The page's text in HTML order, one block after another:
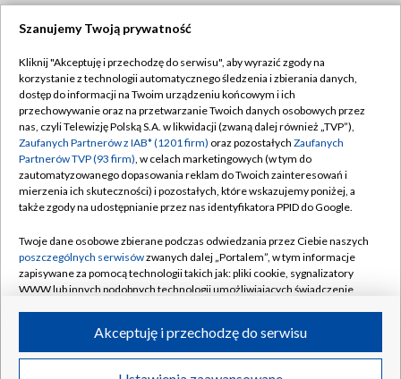
TVP
Abonament TVP
Emisja w TVP
Centrum informacji TVP
Naziemna Telewizja Cyfrowa
Rada Programowa
System NOS
Informacje o nadawcy
Program dla prasy
Regulamin TVP
Polityka prywatności
Moje zgody
Pomoc
Kontakt
Kanały
©2026 Telewizja Polska S.A. w likwidacji
Szanujemy Twoją prywatność
Kliknij "Akceptuję i przechodzę do serwisu", aby wyrazić zgody na
korzystanie z technologii automatycznego śledzenia i zbierania danych,
dostęp do informacji na Twoim urządzeniu końcowym i ich
przechowywanie oraz na przetwarzanie Twoich danych osobowych przez
nas, czyli Telewizję Polską S.A. w likwidacji (zwaną dalej również „TVP”),
Zaufanych Partnerów z IAB* (1201 firm) oraz pozostałych Zaufanych
Partnerów TVP (93 firm), w celach marketingowych (w tym do
zautomatyzowanego dopasowania reklam do Twoich zainteresowań i
mierzenia ich skuteczności) i pozostałych, które wskazujemy poniżej, a
także zgody na udostępnianie przez nas identyfikatora PPID do Google.
Twoje dane osobowe zbierane podczas odwiedzania przez Ciebie naszych
poszczególnych serwisówzwanych dalej „Portalem”, w tym informacje
zapisywane za pomocą technologii takich jak: pliki cookie, sygnalizatory
WWW lub innych podobnych technologii umożliwiających świadczenie
ruchu w Internecie.
Twoje dane osobowe zbierane podczas odwiedzania przez Ciebie
Akceptuję i przechodzę do serwisu